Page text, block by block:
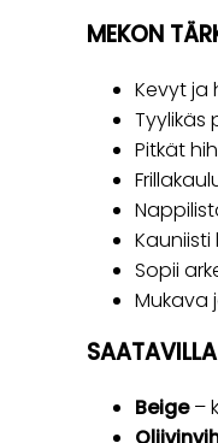
MEKON
Kevyt ja
Tyylikäs
Pitkät
Sopii
Mukava
Beige–